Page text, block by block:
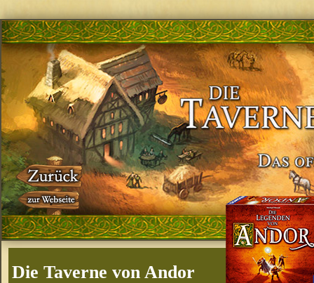
Die Taverne von Andor